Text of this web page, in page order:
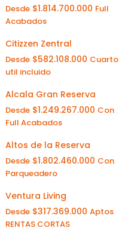
Desde $1.814.700.000 Full
Acabados
Citizzen Zentral
Desde $582.108.000 Cuarto
util incluido
Alcala Gran Reserva
Desde $1.249.267.000 Con
Full Acabados
Altos de la Reserva
Desde $1.802.460.000 Con
Parqueadero
Ventura Living
Desde $317.369.000 Aptos
RENTAS CORTAS